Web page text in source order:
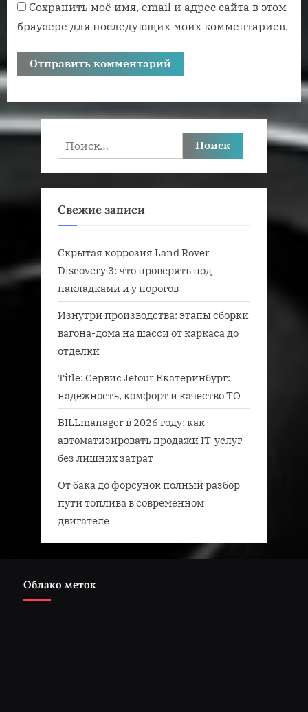
Сохранить моё имя, email и адрес сайта в этом
браузере для последующих моих комментариев.
Найти:
Свежие записи
Скрытая коррозия Land Rover
Discovery 3: что проверять под
накладками и у порогов
Изнутри производства: этапы сборки
вагона-дома на шасси от каркаса до
отделки
Title: Сервис Jetour Екатеринбург:
надежность, комфорт и качество ТО
BILLmanager в 2026 году: как
автоматизировать продажи IT-услуг
без лишних затрат
От бака до форсунок полный разбор
пути топлива в современном
двигателе
Облако меток